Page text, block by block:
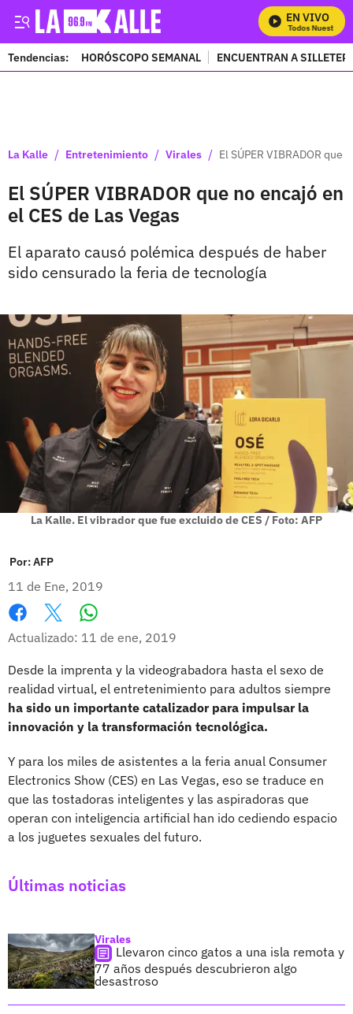
EN VIVO
Mira Todos Nuestros
Tendencias: HORÓSCOPO SEMANAL ENCUENTRAN A
La Kalle / Entretenimiento / Virales / El SÚPER VIBRADOR que
El SÚPER VIBRADOR que no encajó en
el CES de Las Vegas
El aparato causó polémica después de haber
sido censurado la feria de tecnología
La Kalle. El vibrador que fue excluido de CES / Foto: AFP
Por:AFP
11 de Ene, 2019
Facebook
X
Actualizado: 11 de ene, 2019
Desde la imprenta y la videograbadora hasta el sexo de
realidad virtual, el entretenimiento para adultos siempre
ha sido un importante catalizador para impulsar la
innovación y la transformación tecnológica.
Y para los miles de asistentes a la feria anual Consumer
Electronics Show (CES) en Las Vegas, eso se traduce en
que las tostadoras inteligentes y las aspiradoras que
operan con inteligencia artificial han ido cediendo espacio
a los juguetes sexuales del futuro.
Últimas noticias
Virales
Llevaron cinco gatos a una isla remota y
77 años después descubrieron algo
desastroso